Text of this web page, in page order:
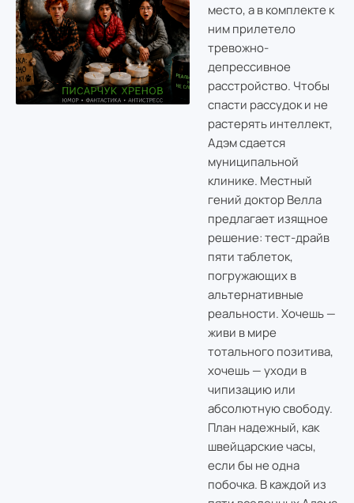
место, а в комплекте к
ним прилетело
тревожно-
депрессивное
расстройство. Чтобы
спасти рассудок и не
растерять интеллект,
Адэм сдается
муниципальной
клинике. Местный
гений доктор Велла
предлагает изящное
решение: тест-драйв
пяти таблеток,
погружающих в
альтернативные
реальности. Хочешь —
живи в мире
тотального позитива,
хочешь — уходи в
чипизацию или
абсолютную свободу.
План надежный, как
швейцарские часы,
если бы не одна
побочка. В каждой из